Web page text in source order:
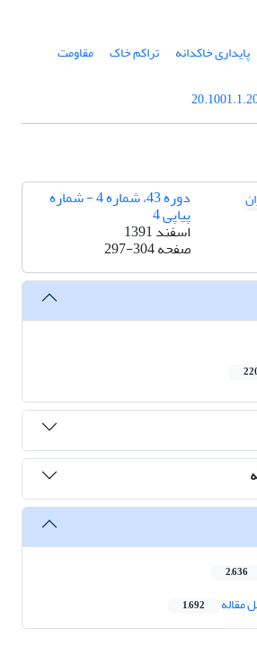
پایداری خاکدانه تراکم خاک مقاومت
دوره 43، شماره 4 - شماره
پیاپی 4
اسفند 1391
صفحه297-304
2,636
مقاله 1,692